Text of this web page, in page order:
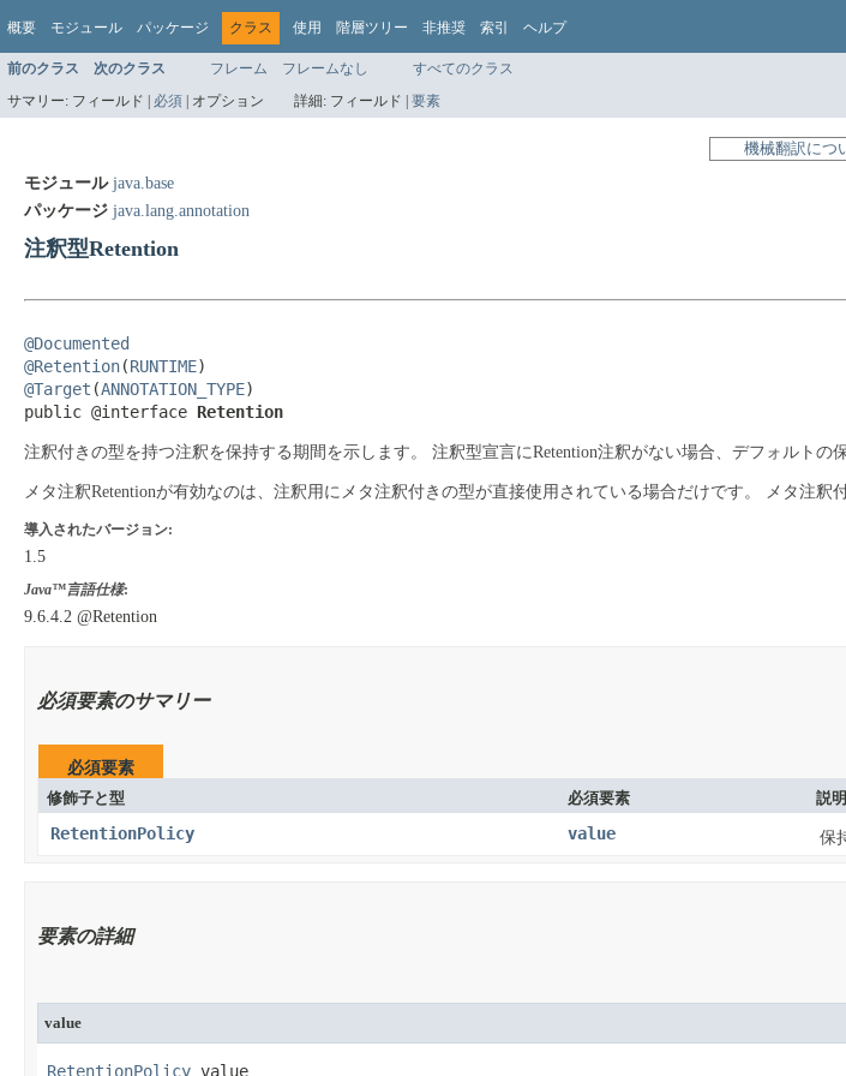
概要 モジュール パッケージ クラス 使用 階層ツリー 非推奨 索引 ヘルプ
前のクラス 次のクラス フレーム フレームなし すべてのクラス
サマリー: フィールド | 必須 | オプション 詳細: フィールド | 要素
機械翻訳につ
モジュール java.base
パッケージ java.lang.annotation
注釈型Retention
@Documented
@Retention(RUNTIME
@Target (ANNOTATION_TYPE)
public @interface Retention
注釈付きの型を持つ注釈を保持する期間を示します。 注釈型宣言にRetention注釈がない場合、デフォルトの
メタ注釈Retentionが有効なのは、注釈用にメタ注釈付きの型が直接使用されている場合だけです。 メタ注釈
導入されたバージョン:
1.5
Java™言語仕様:
9.6.4.2 @Retention
必須要素のサマリー
必須要素
修飾子と型
必須要素 説明
RetentionPolicy value 保
要素の詳細
value
RetentionPolicy value